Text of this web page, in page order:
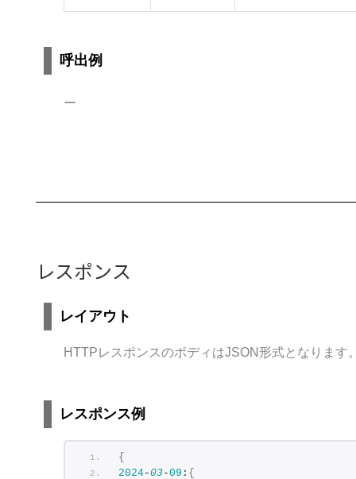
呼出例
ー
レスポンス
レイアウト
HTTPレスポンスのボディはJSON形式となります
レスポンス例
{
2024-03-09 : {